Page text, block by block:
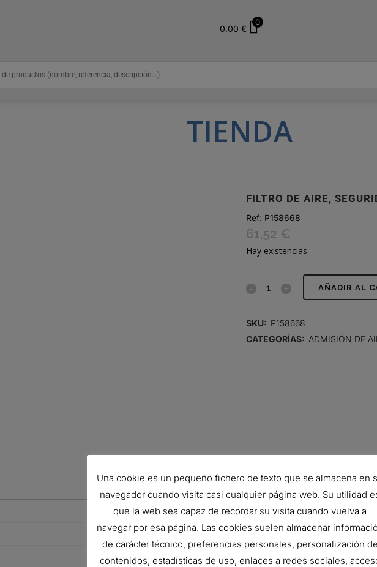
0,00 €
0
TIENDA
FILTRO DE AIRE,
Ref: P158668
61,52 €
Hay existencias
FILTRO AÑADIR AL
SKU: P158668
CATEGORÍAS: ADMISIÓN DE
194.6 mm
152.5 mm
340 mm
Una cookie es un pequeño fichero de texto que se almacena en
navegador cuando visita casi cualquier página web. Su utilidad
que la web sea capaz de recordar su visita cuando vuelva a
navegar por esa página. Las cookies suelen almacenar
de carácter técnico, preferencias personales, personalización de
contenidos, estadísticas de uso, enlaces a redes sociales,